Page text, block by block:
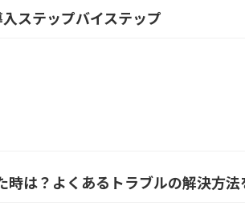
ステップバイステップ
時は？よくあるトラブルの解決方法